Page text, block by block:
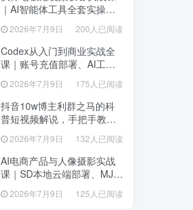
｜AI智能体工具全套实操、
门店IP打造、爆款变现选
题、数字人无人出镜引流完
整教程
2026年7月9日 200人已阅读
Codex从入门到商业实战全
课｜账号充值部署、AI工具
联动、核心功能精讲、自动
化搭建、全站项目开发零基
础教程
2026年7月9日 175人已阅读
抖音10w博主利群之马的科
普短视频解说，手把手教你
解锁伙伴计划+精选独家收
益，从素材到成片全流程
2026年7月9日 132人已阅读
AI电商产品与人像摄影实战
课｜SD本地云端部署、MJ全
套操作、多品类商品商用出
图、创意风格人像AI绘图完
2026年7月9日 125人已阅读
｜AI智能体工具全套实操、
题、数字人无人出镜引流完
整教程
2026年7月9日 200人已阅读
Codex从入门到商业实战全
课｜账号充值部署、AI工具
化搭建、全站项目开发零基
础教程
2026年7月9日 175人已阅读
抖音10w博主利群之马的科
普短视频解说，手把手教你
益，从素材到成片全流程
2026年7月9日 132人已阅读
AI电商产品与人像摄影实战
课｜SD本地云端部署、MJ全
图、创意风格人像AI绘图完
2026年7月9日 125人已阅读